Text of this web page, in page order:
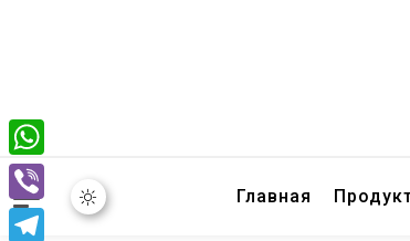
Главная
WhatsApp
Viber